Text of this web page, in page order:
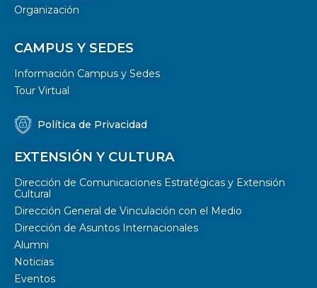
Organización
CAMPUS Y SEDES
Información Campus y Sedes
Tour Virtual
Política de Privacidad
EXTENSIÓN Y CULTURA
Dirección de Comunicaciones Estratégicas y Extensión
Cultural
Dirección General de Vinculación con el Medio
Dirección de Asuntos Internacionales
Alumni
Noticias
Eventos